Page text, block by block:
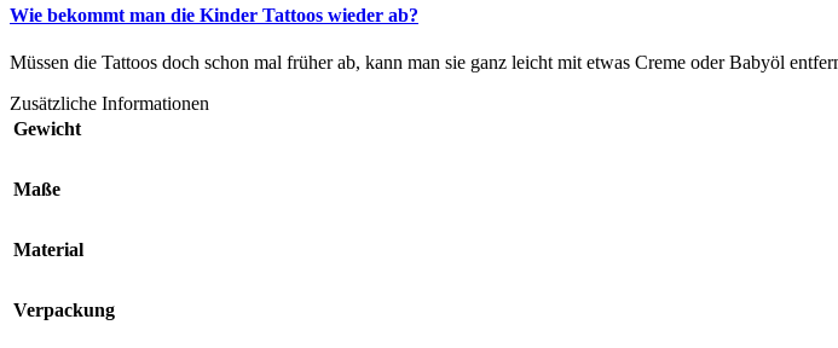
Wie bekommt man die Kinder Tattoos wieder ab?
Müssen die Tattoos doch schon mal früher ab, kann man sie ganz leicht mit etwas Creme oder Babyöl
Zusätzliche Informationen
Gewicht
Maße
Material
Verpackung